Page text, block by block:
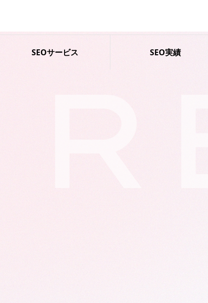
SEOサービス SEO実績